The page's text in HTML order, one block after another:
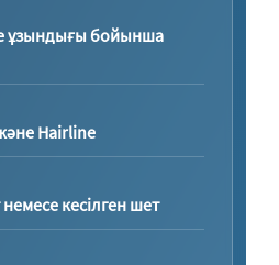
ұзындығы бойынша
Hairline
кесілген шет